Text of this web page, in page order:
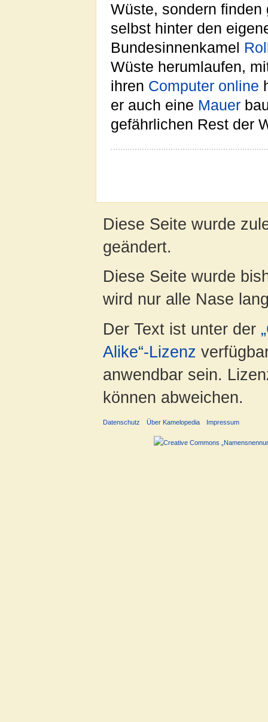
Wüste, sondern
selbst hinter den
Bundesinnenkamel
Wüste herumlaufen,
ihren Computer online
er auch eine Mauer
gefährlichen Rest der
Diese Seite wurde
geändert.
Diese Seite wurde
wird nur alle Nase
Der Text ist unter der
Alike“-Lizenz
anwendbar sein.
können abweichen.
Datenschutz Über Kamelopedia Impressum